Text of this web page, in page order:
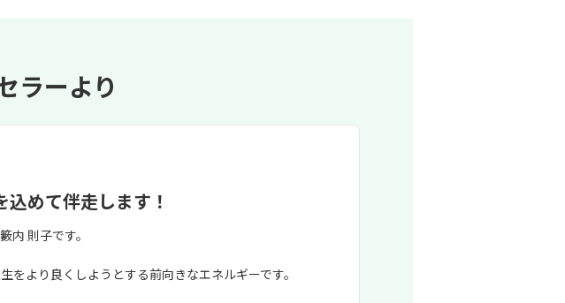
ラーより
めて伴走します！
内 則子です。
をより良くしようとする前向きなエネルギーです。